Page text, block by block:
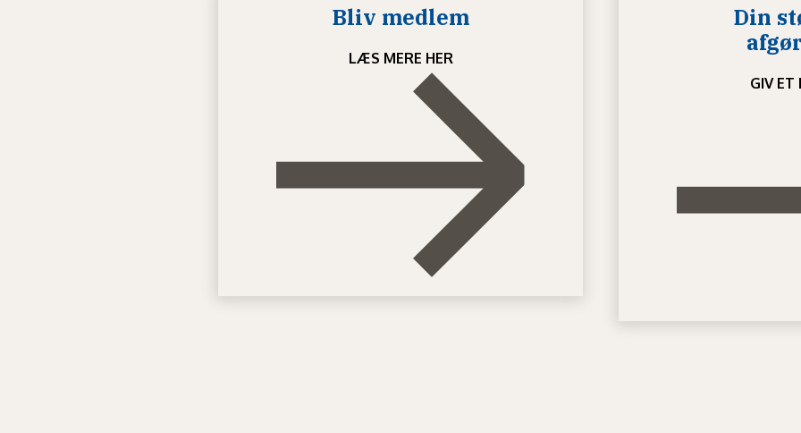
Bliv medlem
LÆS MERE HER
Din
GIV ET